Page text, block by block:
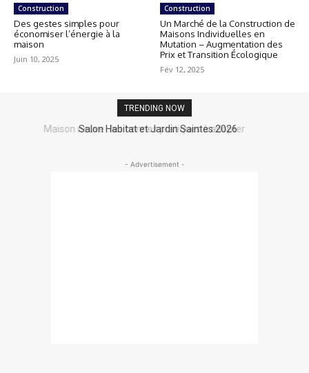
Construction
Des gestes simples pour
économiser l’énergie à la
maison
Juin 10, 2025
Construction
Un Marché de la Construction de
Maisons Individuelles en
Mutation – Augmentation des
Prix et Transition Écologique
Fév 12, 2025
TRENDING NOW
Salon Habitat et Jardin Saintes 2026
- Advertisement -